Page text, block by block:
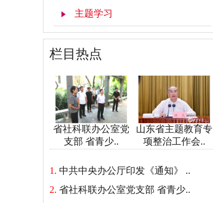
主题学习
栏目热点
省社科联办公室党
支部 省青少..
山东省主题教育专
项整治工作会..
1. 中共中央办公厅印发《通知》 ..
2. 省社科联办公室党支部 省青少..